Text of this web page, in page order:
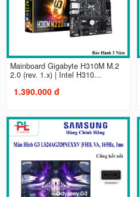
Mainboard Gigabyte H310M M.2
2.0 (rev. 1.x) | Intel H310...
1.390.000 đ